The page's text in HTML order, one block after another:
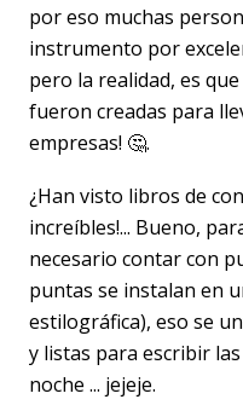
por eso muchas
instrumento por
pero la realidad, es
fueron creadas para
empresas! 🤔.
¿Han visto libros de
increíbles!... Bueno,
necesario contar con
puntas se instalan en
estilográfica), eso se
y listas para escribir
noche ... jejeje.